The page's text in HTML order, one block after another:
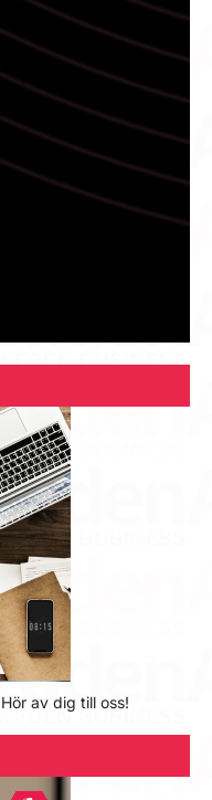
av dig till oss!